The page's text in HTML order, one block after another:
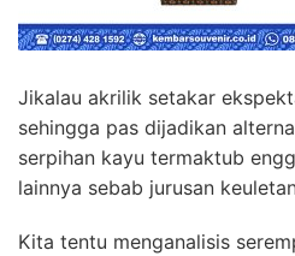
Jikalau akrilik setakar
sehingga pas dijadikan
serpihan kayu termaktub
lainnya sebab jurusan
Kita tentu menganalisis